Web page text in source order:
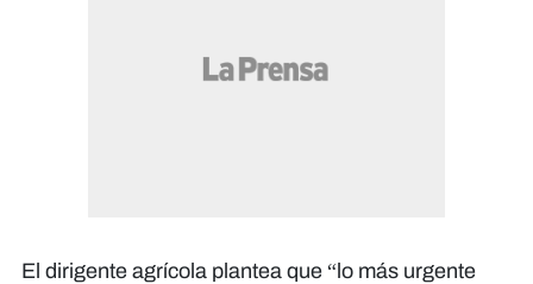
El dirigente agrícola plantea que “lo más urgente